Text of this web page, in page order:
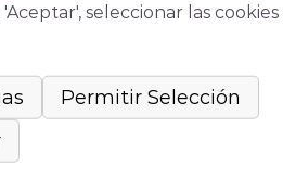
seleccionar las cookies